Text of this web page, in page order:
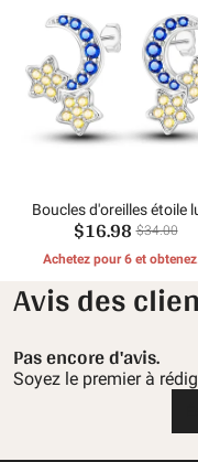
Boucles d'oreilles étoile
$16.98 $34.00
Achetez pour 6 et obtenez
Avis des
Pas encore d'avis.
Soyez le premier à